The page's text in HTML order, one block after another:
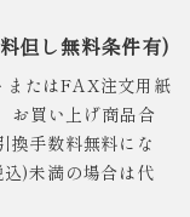
但し無料条件有)
またはFAX注文用紙
お買い上げ商品合
換手数料無料にな
)未満の場合は代